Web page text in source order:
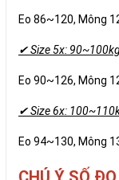
Eo 86~120, Mông
✔ Size 5x:
Eo 90~126, Mông
✔ Size 6x:
Eo 94~130, Mông